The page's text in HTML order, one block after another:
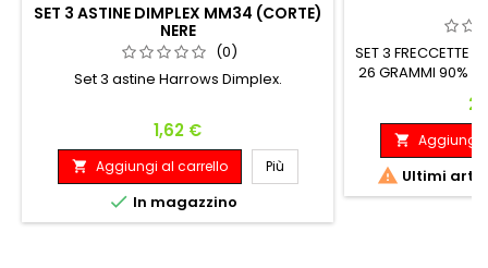
SET 3 ASTINE DIMPLEX MM34 (CORTE)
NERE
(0)
Set 3 astine Harrows Dimplex.
Prezzo
1,62 €
 Aggiungi al carrello Più
 In magazzino
SET 3 FRECCETTE
26 GRAMMI 90%
 Aggiungi
 Ultimi